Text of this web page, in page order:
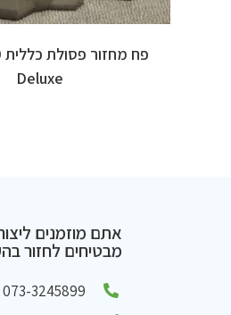
Deluxe
אתם מוזמנים
מבטיחים לחזור
073-3245899